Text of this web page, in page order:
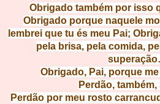
Obrigado também por isso
Obrigado porque naquele
lembrei que tu és meu Pai;
pela brisa, pela comida,
Obrigado, Pai, porque
Perdão,
Perdão por meu rosto